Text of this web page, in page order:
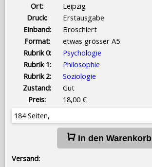
Ort:
Leipzig
Druck:
Erstausgabe
Einband:
Broschiert
Format:
etwas grösser A5
Rubrik 0:
Psychologie
Rubrik 1:
Philosophie
Rubrik 2:
Soziologie
Zustand:
Gut
Preis:
18,00 €
184 Seiten,
In den Warenkorb
Versand: